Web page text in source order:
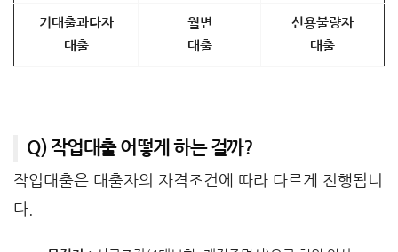
기대출과다자
대출
월변
대출
신용불량자
대출
Q) 작업대출 어떻게 하는 걸까?
작업대출은 대출자의 자격조건에 따라 다르게 진행됩니
다.